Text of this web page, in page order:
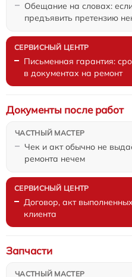
Обещание на словах:
предъявить претензию
Письменная гарантия:
в документах на ремонт
Чек и акт обычно не
ремонта нечем
Документы после работ
Договор, акт
клиента
Запчасти